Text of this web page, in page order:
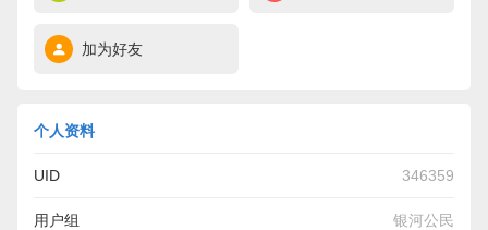
加为好友
个人资料
UID 346359
用户组 银河公民